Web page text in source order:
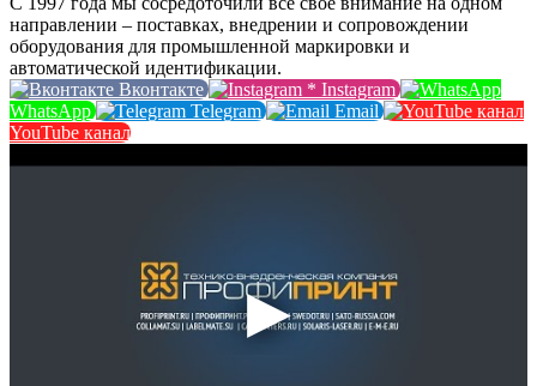
направлении – поставках, внедрении и сопровождении
оборудования для промышленной маркировки и
автоматической идентификации.
Вконтакте
* Instagram
WhatsApp
Telegram
Email
YouTube канал